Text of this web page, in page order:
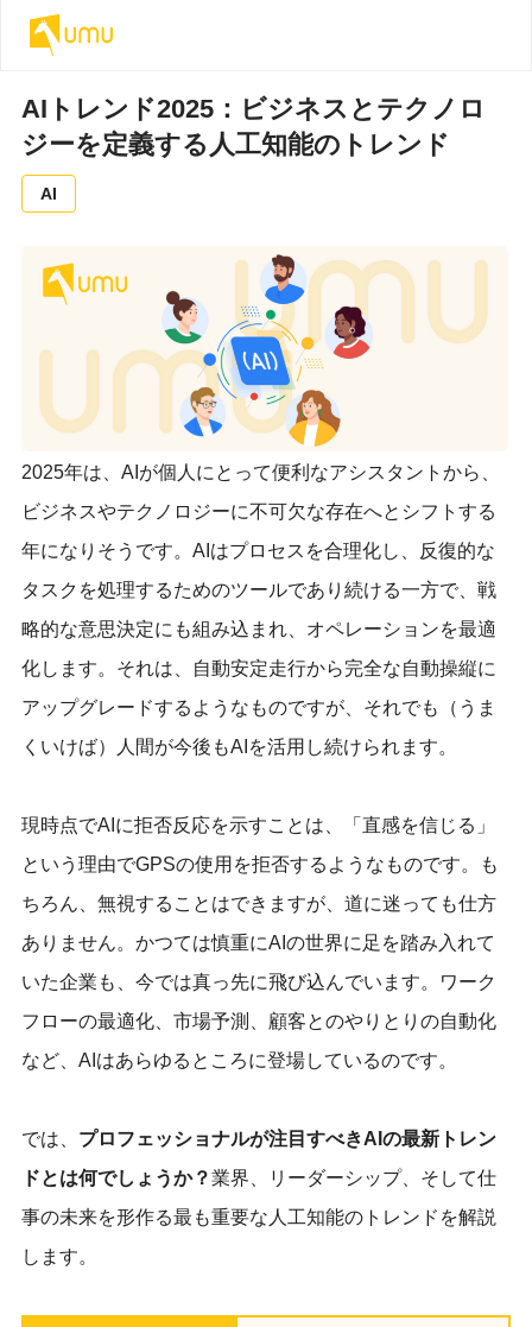
AIトレンド2025：ビジネスとテクノロ
ジーを定義する人工知能のトレンド
AI
2025年は、AIが個人にとって便利なアシスタントから、
ビジネスやテクノロジーに不可欠な存在へとシフトする
年になりそうです。AIはプロセスを合理化し、反復的な
タスクを処理するためのツールであり続ける一方で、戦
略的な意思決定にも組み込まれ、オペレーションを最適
化します。それは、自動安定走行から完全な自動操縦に
アップグレードするようなものですが、それでも（うま
くいけば）人間が今後もAIを活用し続けられます。
現時点でAIに拒否反応を示すことは、「直感を信じる」
という理由でGPSの使用を拒否するようなものです。も
ちろん、無視することはできますが、道に迷っても仕方
ありません。かつては慎重にAIの世界に足を踏み入れて
いた企業も、今では真っ先に飛び込んでいます。ワーク
フローの最適化、市場予測、顧客とのやりとりの自動化
など、AIはあらゆるところに登場しているのです。
では、 プロフェッショナルが注目すべきAIの最新トレン
ドとは何でしょうか？業界、リーダーシップ、そして仕
事の未来を形作る最も重要な人工知能のトレンドを解説
します。